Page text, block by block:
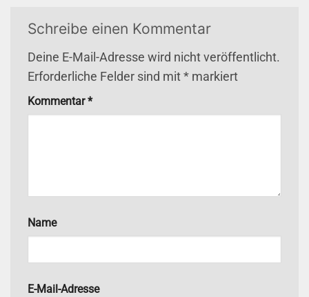
Schreibe einen Kommentar
Deine E-Mail-Adresse wird nicht veröffentlicht.
Erforderliche Felder sind mit * markiert
Kommentar*
Name
E-Mail-Adresse